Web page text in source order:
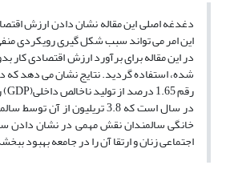
دغدغه اصلی این مقاله نشان دادن ارزش
این امر می تواند سبب شکل گیری رویکردی
خانگی سالمندان نقش مهمی در نشان دادن
اجتماعی زنان و ارتقا آن را در جامعه بهبود